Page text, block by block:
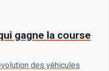
gagne la course
des véhicules